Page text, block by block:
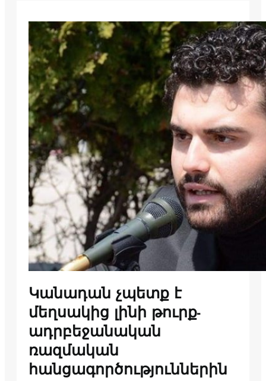
Կանադան չպետք է
մեղսակից լինի թուրք-
ադրբեջանական
ռազմական
հանցագործություններին